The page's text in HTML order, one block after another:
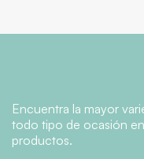
Encuentra la mayor
todo tipo de ocasión
productos.